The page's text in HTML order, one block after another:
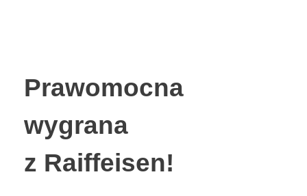
Prawomocna
wygrana
z Raiffeisen!